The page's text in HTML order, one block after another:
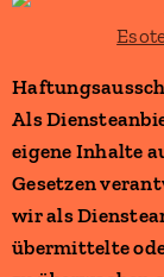
Als
eigene Inhalte
Gesetzen
wir als
übermittelte